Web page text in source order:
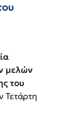
μελών
του
Τετάρτη